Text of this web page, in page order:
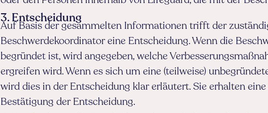
3. Entscheidung
Auf Basis der gesammelten Informationen trifft der
Beschwerdekoordinator eine Entscheidung. Wenn die
begründet ist, wird angegeben, welche
ergreifen wird. Wenn es sich um eine (teilweise)
wird dies in der Entscheidung klar erläutert. Sie erhalten
Bestätigung der Entscheidung.